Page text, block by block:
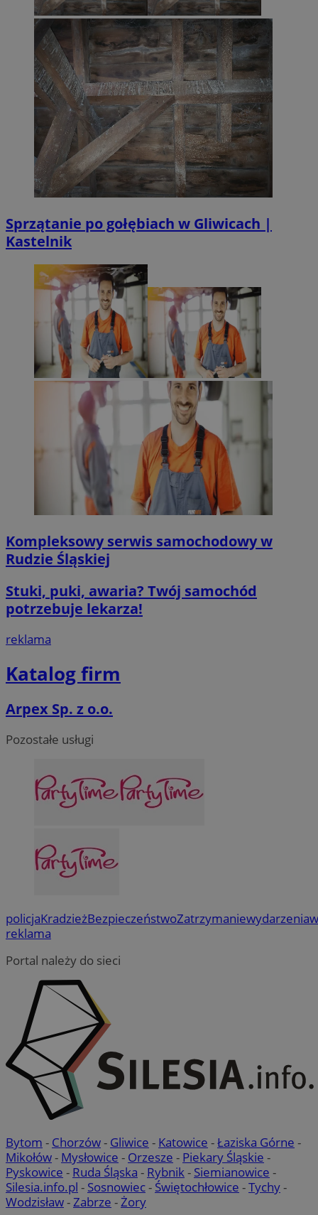
Sprzątanie po gołębiach w Gliwicach |
Kastelnik
Kompleksowy serwis samochodowy w
Rudzie Śląskiej
Stuki, puki, awaria? Twój samochód
potrzebuje lekarza!
reklama
Katalog firm
Arpex Sp. z o.o.
Pozostałe usługi
policjaKradzieżBezpieczeństwoZatrzymaniewydarzenia
reklama
Portal należy do sieci
Bytom - Chorzów- Gliwice - Katowice -Łaziska Górne -
Mikołów- Mysłowice - Orzesze - Piekary Śląskie -
Pyskowice - Ruda Śląska - Rybnik- Siemianowice -
Silesia.info.pl - Sosnowiec- Świętochłowice -Tychy-
Wodzisław-Zabrze -Żory